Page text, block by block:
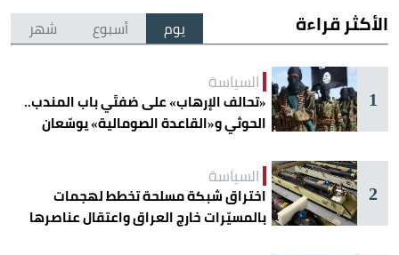
الأكثر قراءة يوم أسبوع شهر
1
السياسة
«تحالف الإرهاب» على ضفتَي باب المندب..
الحوثي و«القاعدة الصومالية» يوسّعان
2
السياسة
اختراق شبكة مسلحة تخطط لهجمات
بالمسيّرات خارج العراق واعتقال عناصرها